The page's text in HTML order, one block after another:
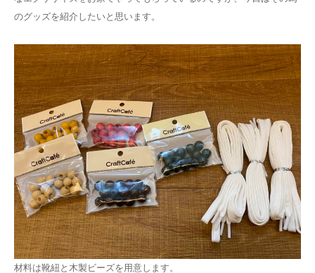
のグッズを紹介したいと思います。
材料は靴紐と木製ビーズを用意します。